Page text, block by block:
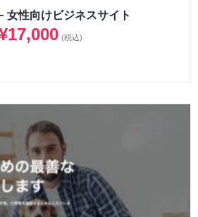
女性向けビジネスサイト
17,000 (税込)